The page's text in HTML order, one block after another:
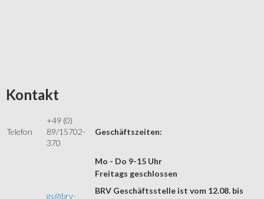
Kontakt
Telefon
+49 (0)
89/15702-
370
Geschäftszeiten:
Mo - Do 9-15 Uhr
gs@brv-
Freitags geschlossen
BRV Geschäftsstelle ist vom 12.08. bis